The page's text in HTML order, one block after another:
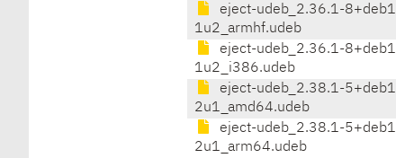
eject-udeb_2.36.1-8+deb1
1u2_armhf.udeb
eject-udeb_2.36.1-8+deb1
1u2_i386.udeb
eject-udeb_2.38.1-5+deb1
2u1_amd64.udeb
eject-udeb_2.38.1-5+deb1
2u1_arm64.udeb